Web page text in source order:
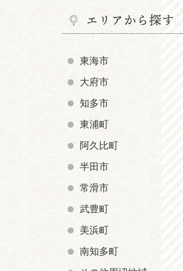
エリアから探す
東海市
大府市
知多市
東浦町
阿久比町
半田市
常滑市
武豊町
美浜町
南知多町